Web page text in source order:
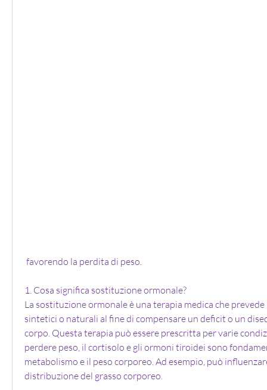
favorendo la perdita di peso.
1. Cosa significa sostituzione ormonale?
La sostituzione ormonale è una terapia medica che
sintetici o naturali al fine di compensare un deficit o un
corpo. Questa terapia può essere prescritta per varie
perdere peso, il cortisolo e gli ormoni tiroidei sono
metabolismo e il peso corporeo. Ad esempio, può
distribuzione del grasso corporeo.